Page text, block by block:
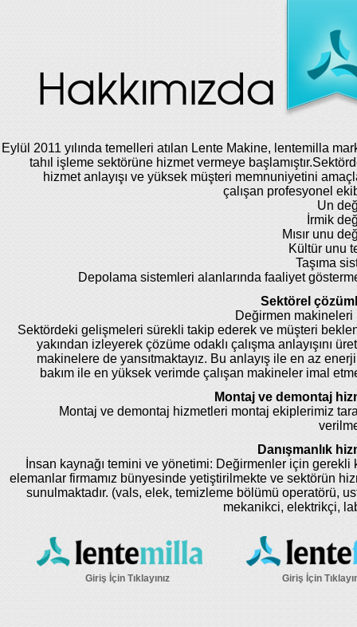
Eylül 2011 yılında temelleri atılan Lente Makine, lentemilla
tahıl işleme sektörüne hizmet vermeye
hizmet anlayışı ve yüksek müşteri memnuniyetini
çalışan profesyonel
Un
İrmik
Mısır unu
Kültür unu
Taşıma
Depolama sistemleri alanlarında faaliyet
Sektörel
Değirmen makineleri
Sektördeki gelişmeleri sürekli takip ederek ve müşteri
yakından izleyerek çözüme odaklı çalışma anlayışını
makinelere de yansıtmaktayız. Bu anlayış ile en az
bakım ile en yüksek verimde çalışan makineler imal
Montaj ve demontaj
Montaj ve demontaj hizmetleri montaj ekiplerimiz
Danışmanlık
İnsan kaynağı temini ve yönetimi: Değirmenler için gerekli
elemanlar firmamız bünyesinde yetiştirilmekte ve sektörün
sunulmaktadır. (vals, elek, temizleme bölümü operatörü,
mekanikci, elektrikçi,
Giriş İçin Tıklayınız Giriş İçin